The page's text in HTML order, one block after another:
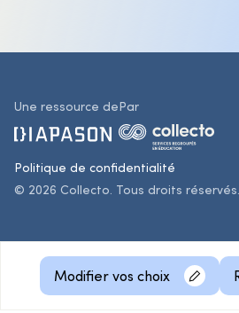
Modifier vos choix
Une ressource dePar
Politique de confidentialité
© 2026 Collecto. Tous droits réservés.